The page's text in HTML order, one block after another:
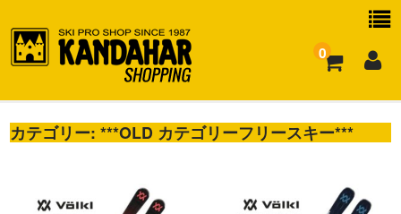
0
お買い物ガイド
カテゴリー:***OLD カテゴリーフリースキー***